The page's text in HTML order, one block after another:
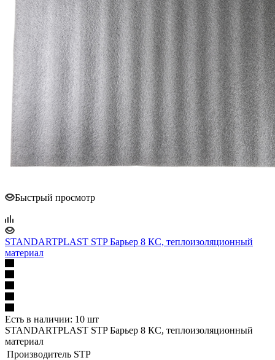
Быстрый просмотр
STANDARTPLAST STP Барьер 8 КС, теплоизоляционный
материал
Есть в наличии: 10 шт
STANDARTPLAST STP Барьер 8 КС, теплоизоляционный
материал
Производитель STP